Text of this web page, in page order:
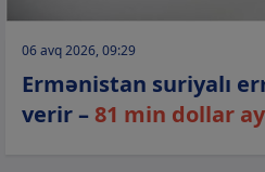
06 avq 2026, 09:29
Ermənistan suriyalı
verir –81 min dollar